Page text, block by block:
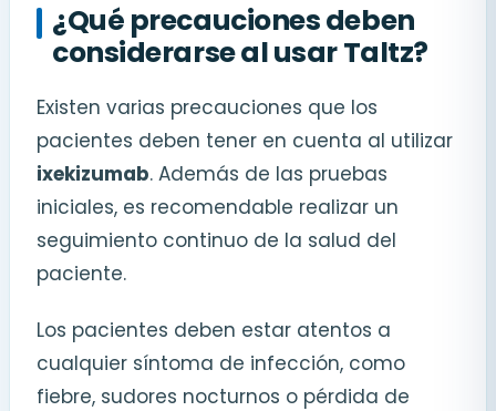
¿Qué precauciones deben
considerarse al usar Taltz?
Existen varias precauciones que los
pacientes deben tener en cuenta al utilizar
ixekizumab. Además de las pruebas
iniciales, es recomendable realizar un
seguimiento continuo de la salud del
paciente.
Los pacientes deben estar atentos a
cualquier síntoma de infección, como
fiebre, sudores nocturnos o pérdida de